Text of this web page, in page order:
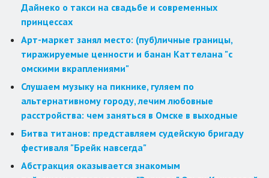
Дайнеко о такси на свадьбе и современных
принцессах
Арт-маркет занял место: (пуб)личные границы,
тиражируемые ценности и банан Каттелана "с
омскими вкраплениями"
Слушаем музыку на пикнике, гуляем по
альтернативному городу, лечим любовные
расстройства: чем заняться в Омске в выходные
Битва титанов: представляем судейскую бригаду
фестиваля "Брейк навсегда"
Абстракция оказывается знакомым